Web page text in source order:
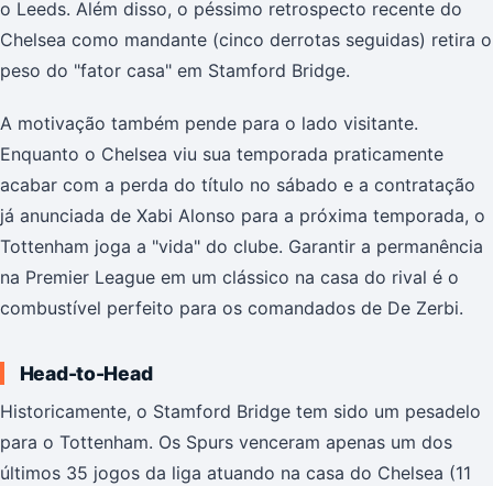
o Leeds. Além disso, o péssimo retrospecto recente do
Chelsea como mandante (cinco derrotas seguidas) retira o
peso do "fator casa" em Stamford Bridge.
A motivação também pende para o lado visitante.
Enquanto o Chelsea viu sua temporada praticamente
acabar com a perda do título no sábado e a contratação
já anunciada de Xabi Alonso para a próxima temporada, o
Tottenham joga a "vida" do clube. Garantir a permanência
na Premier League em um clássico na casa do rival é o
combustível perfeito para os comandados de De Zerbi.
Head-to-Head
Historicamente, o Stamford Bridge tem sido um pesadelo
para o Tottenham. Os Spurs venceram apenas um dos
últimos 35 jogos da liga atuando na casa do Chelsea (11